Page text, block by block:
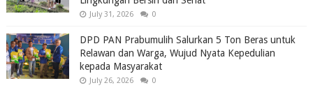
July 31, 2026 0
DPD PAN Prabumulih Salurkan 5 Ton Beras untuk
Relawan dan Warga, Wujud Nyata Kepedulian
kepada Masyarakat
July 26, 2026 0